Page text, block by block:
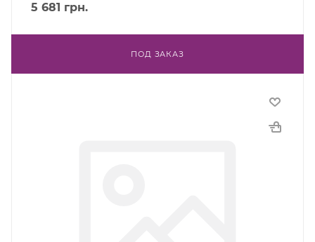
5 681 грн.
ПОД ЗАКАЗ